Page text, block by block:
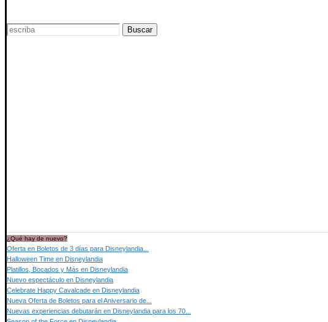
Buscar
¿Qué hay de nuevo?
Oferta en Boletos de 3 días para Disneylandia...
Halloween Time en Disneylandia
Platillos, Bocados y Más en Disneylandia
Nuevo espectáculo en Disneylandia
Celebrate Happy Cavalcade en Disneylandia
Nueva Oferta de Boletos para el Aniversario de...
Nuevas experiencias debutarán en Disneylandia para los 70...